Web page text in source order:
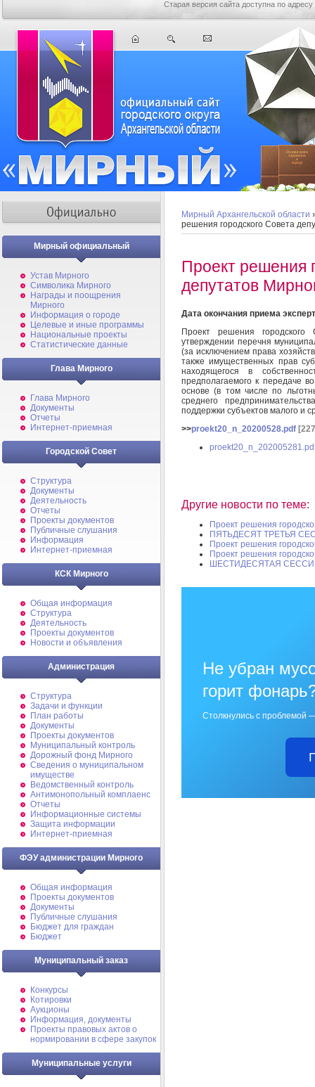
Старая версия сайта доступна по адресу
Мирный официальный
Устав Мирного
Символика Мирного
Награды и поощрения
Мирного
Информация о городе
Целевые и иные программы
Национальные проекты
Статистические данные
Глава Мирного
Глава Мирного
Документы
Отчеты
Интернет-приемная
Городской Совет
Структура
Документы
Деятельность
Отчеты
Проекты документов
Публичные слушания
Информация
Интернет-приемная
КСК Мирного
Общая информация
Структура
Деятельность
Проекты документов
Новости и объявления
Администрация
Структура
Задачи и функции
План работы
Документы
Проекты документов
Муниципальный контроль
Дорожный фонд Мирного
Cведения о муниципальном
имуществе
Ведомственный контроль
Антимонопольный комплаенс
Отчеты
Информационные системы
Защита информации
Интернет-приемная
ФЭУ администрации Мирного
Общая информация
Проекты документов
Документы
Публичные слушания
Бюджет для граждан
Бюджет
Муниципальный заказ
Конкурсы
Котировки
Аукционы
Информация, документы
Проекты правовых актов о
нормировании в сфере закупок
Муниципальные услуги
Мирный Архангельской области
решения городского Совета
Проект решения
депутатов
Дата окончания приема
Проект решения
утверждении перечня
(за исключением права
также имущественных прав
находящегося в
предполагаемого к передаче
основе (в том числе по
среднего
поддержки субъектов малого и
>>proekt20_n_20200528.pdf
Другие новости по теме:
Проект решения
ПЯТЬДЕСЯТ ТРЕТЬЯ
Проект решения
Проект решения
ШЕСТИДЕСЯТАЯ
Не убран
горит
Столкнулись с проблемой